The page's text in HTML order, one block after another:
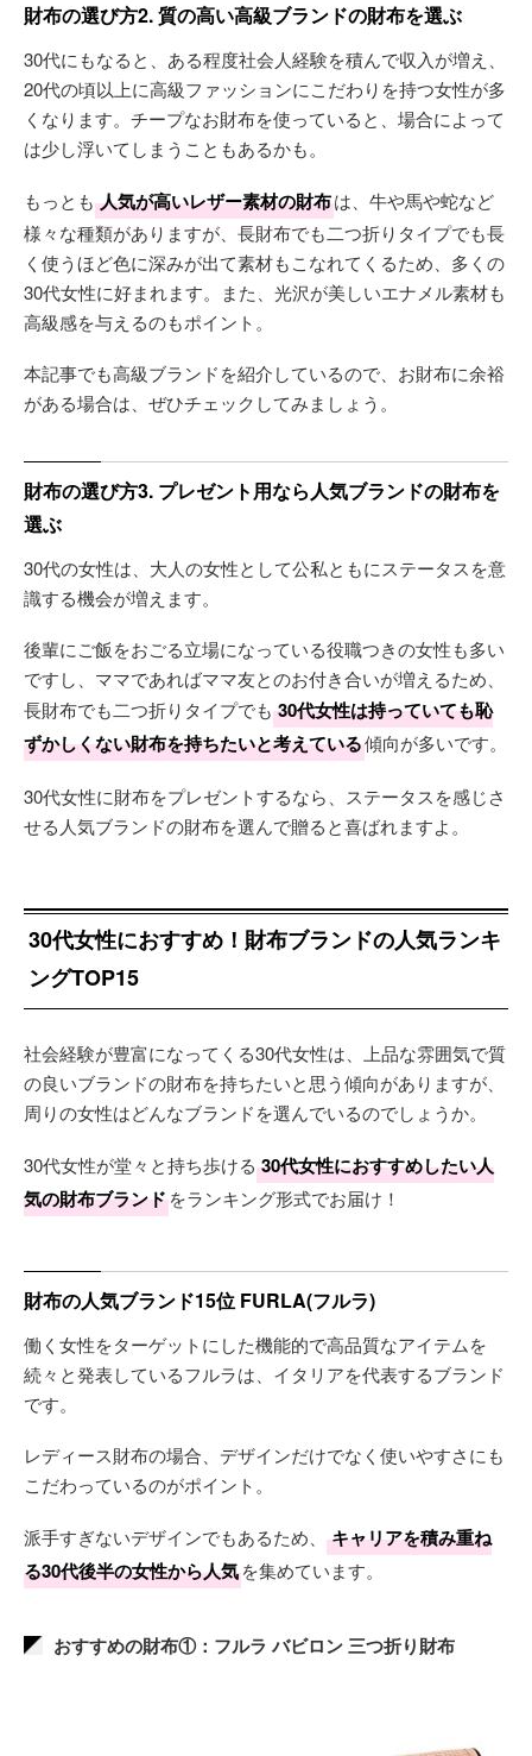
財布の選び方2. 質の高い高級ブランドの財布を選ぶ
30代にもなると、ある程度社会人経験を積んで収入が増え、
20代の頃以上に高級ファッションにこだわりを持つ女性が多
くなります。チープなお財布を使っていると、場合によって
は少し浮いてしまうこともあるかも。
もっとも 人気が高いレザー素材の財布は、牛や馬や蛇など
様々な種類がありますが、長財布でも二つ折りタイプでも長
く使うほど色に深みが出て素材もこなれてくるため、多くの
30代女性に好まれます。また、光沢が美しいエナメル素材も
高級感を与えるのもポイント。
本記事でも高級ブランドを紹介しているので、お財布に余裕
がある場合は、ぜひチェックしてみましょう。
財布の選び方3. プレゼント用なら人気ブランドの財布を
選ぶ
30代の女性は、大人の女性として公私ともにステータスを意
識する機会が増えます。
後輩にご飯をおごる立場になっている役職つきの女性も多い
ですし、ママであればママ友とのお付き合いが増えるため、
長財布でも二つ折りタイプでも 30代女性は持っていても恥
ずかしくない財布を持ちたいと考えている傾向が多いです。
30代女性に財布をプレゼントするなら、ステータスを感じさ
せる人気ブランドの財布を選んで贈ると喜ばれますよ。
30代女性におすすめ！財布ブランドの人気ランキ
ングTOP15
社会経験が豊富になってくる30代女性は、上品な雰囲気で質
の良いブランドの財布を持ちたいと思う傾向がありますが、
周りの女性はどんなブランドを選んでいるのでしょうか。
30代女性が堂々と持ち歩ける 30代女性におすすめしたい人
気の財布ブランドをランキング形式でお届け！
財布の人気ブランド15位 FURLA(フルラ)
働く女性をターゲットにした機能的で高品質なアイテムを
続々と発表しているフルラは、イタリアを代表するブランド
です。
レディース財布の場合、デザインだけでなく使いやすさにも
こだわっているのがポイント。
派手すぎないデザインでもあるため、
キャリアを積み重ね
る30代後半の女性から人気を集めています。
おすすめの財布①：フルラ バビロン 三つ折り財布